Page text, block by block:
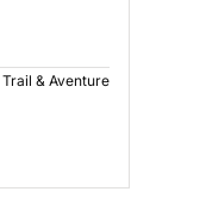
& Aventure